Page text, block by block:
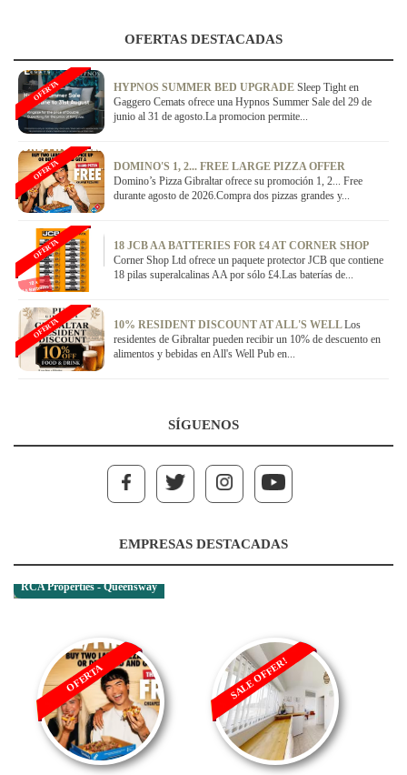
OFERTAS DESTACADAS
HYPNOS SUMMER BED UPGRADE Sleep Tight en
Gaggero Cemats ofrece una Hypnos Summer Sale del 29 de
junio al 31 de agosto.La promocion permite...
OFERTA
DOMINO'S 1, 2... FREE LARGE PIZZA OFFER
Domino’s Pizza Gibraltar ofrece su promoción 1, 2... Free
durante agosto de 2026.Compra dos pizzas grandes y...
OFERTA
18 JCB AA BATTERIES FOR £4 AT CORNER SHOP
Corner Shop Ltd ofrece un paquete protector JCB que contiene
18 pilas superalcalinas AA por sólo £4.Las baterías de...
OFERTA
10% RESIDENT DISCOUNT AT ALL'S WELLLos
residentes de Gibraltar pueden recibir un 10% de descuento en
alimentos y bebidas en All's Well Pub en...
OFERTA
SÍGUENOS
EMPRESAS DESTACADAS
RCA Properties - Queensway
OFERTA SALE OFFER!